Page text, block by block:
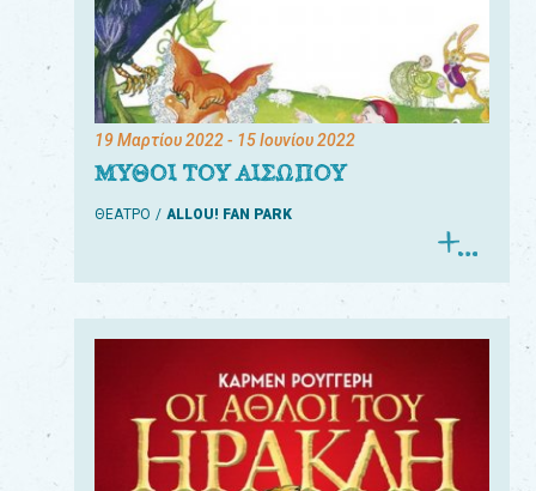
19 Μαρτίου 2022- 15 Ιουνίου 2022
ΜΥΘΟΙ ΤΟΥ ΑΙΣΩΠΟΥ
ΘΕΑΤΡΟ ALLOU! FAN PARK